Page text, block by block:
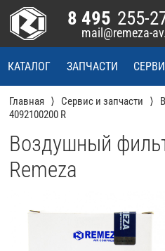
КАТАЛОГ ЗАПЧАСТИ
8 495 255-
mail@remeza-
Главная Сервис и запчасти
4092100200 R
Воздушный
Remeza